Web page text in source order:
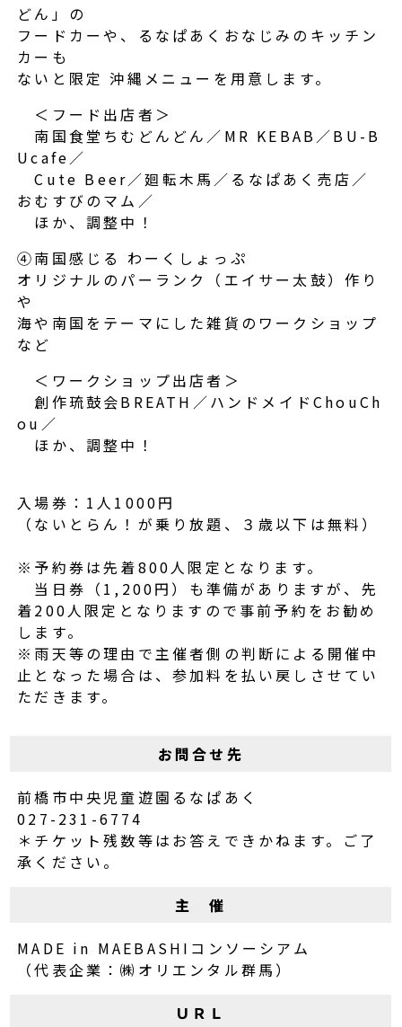
どん」の
フードカーや、るなぱあくおなじみのキッチン
カーも
ないと限定 沖縄メニューを用意します。
＜フード出店者＞
南国食堂ちむどんどん／MR KEBAB／BU-B
Ucafe／
Cute Beer／廻転木馬／るなぱあく売店／
おむすびのマム／
ほか、調整中！
④南国感じる わーくしょっぷ
オリジナルのパーランク（エイサー太鼓）作り
や
海や南国をテーマにした雑貨のワークショップ
など
＜ワークショップ出店者＞
創作琉鼓会BREATH／ハンドメイドChouCh
ou／
ほか、調整中！
入場券：1人1000円
（ないとらん！が乗り放題、３歳以下は無料）
※予約券は先着800人限定となります。
当日券（1,200円）も準備がありますが、先
着200人限定となりますので事前予約をお勧め
します。
※雨天等の理由で主催者側の判断による開催中
止となった場合は、参加料を払い戻しさせてい
ただきます。
お問合せ先
前橋市中央児童遊園るなぱあく
027-231-6774
＊チケット残数等はお答えできかねます。ご了
承ください。
主 催
MADE in MAEBASHIコンソーシアム
（代表企業：㈱オリエンタル群馬）
ＵＲＬ